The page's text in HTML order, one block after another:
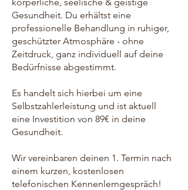
Gesundheit. Du erhältst eine
professionelle Behandlung in ruhiger,
geschützter Atmosphäre - ohne
Zeitdruck, ganz individuell auf deine
Bedürfnisse abgestimmt.
Es handelt sich hierbei um eine
Selbstzahlerleistung und ist aktuell
eine Investition von 89€ in deine
Gesundheit.
Wir vereinbaren deinen 1. Termin nach
einem kurzen, kostenlosen
telefonischen Kennenlerngespräch!